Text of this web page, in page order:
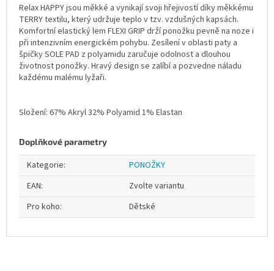
Relax HAPPY jsou měkké a vynikají svoji hřejivostí díky měkkému
TERRY textilu, který udržuje teplo v tzv. vzdušných kapsách.
Komfortní elastický lem FLEXI GRIP drží ponožku pevně na noze i
při intenzivním energickém pohybu. Zesílení v oblasti paty a
špičky SOLE PAD z polyamidu zaručuje odolnost a dlouhou
životnost ponožky. Hravý design se zalíbí a pozvedne náladu
každému malému lyžaři.
Složení: 67% Akryl 32% Polyamid 1% Elastan
Doplňkové parametry
Kategorie:
PONOŽKY
EAN:
Zvolte variantu
Pro koho: Dětské